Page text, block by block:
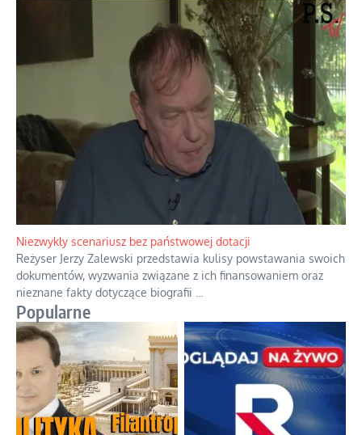
Niezwykły scenariusz bez państwowej dotacji
Reżyser Jerzy Zalewski przedstawia kulisy powstawania swoich
dokumentów, wyzwania związane z ich finansowaniem oraz
nieznane fakty dotyczące biografii
Popularne